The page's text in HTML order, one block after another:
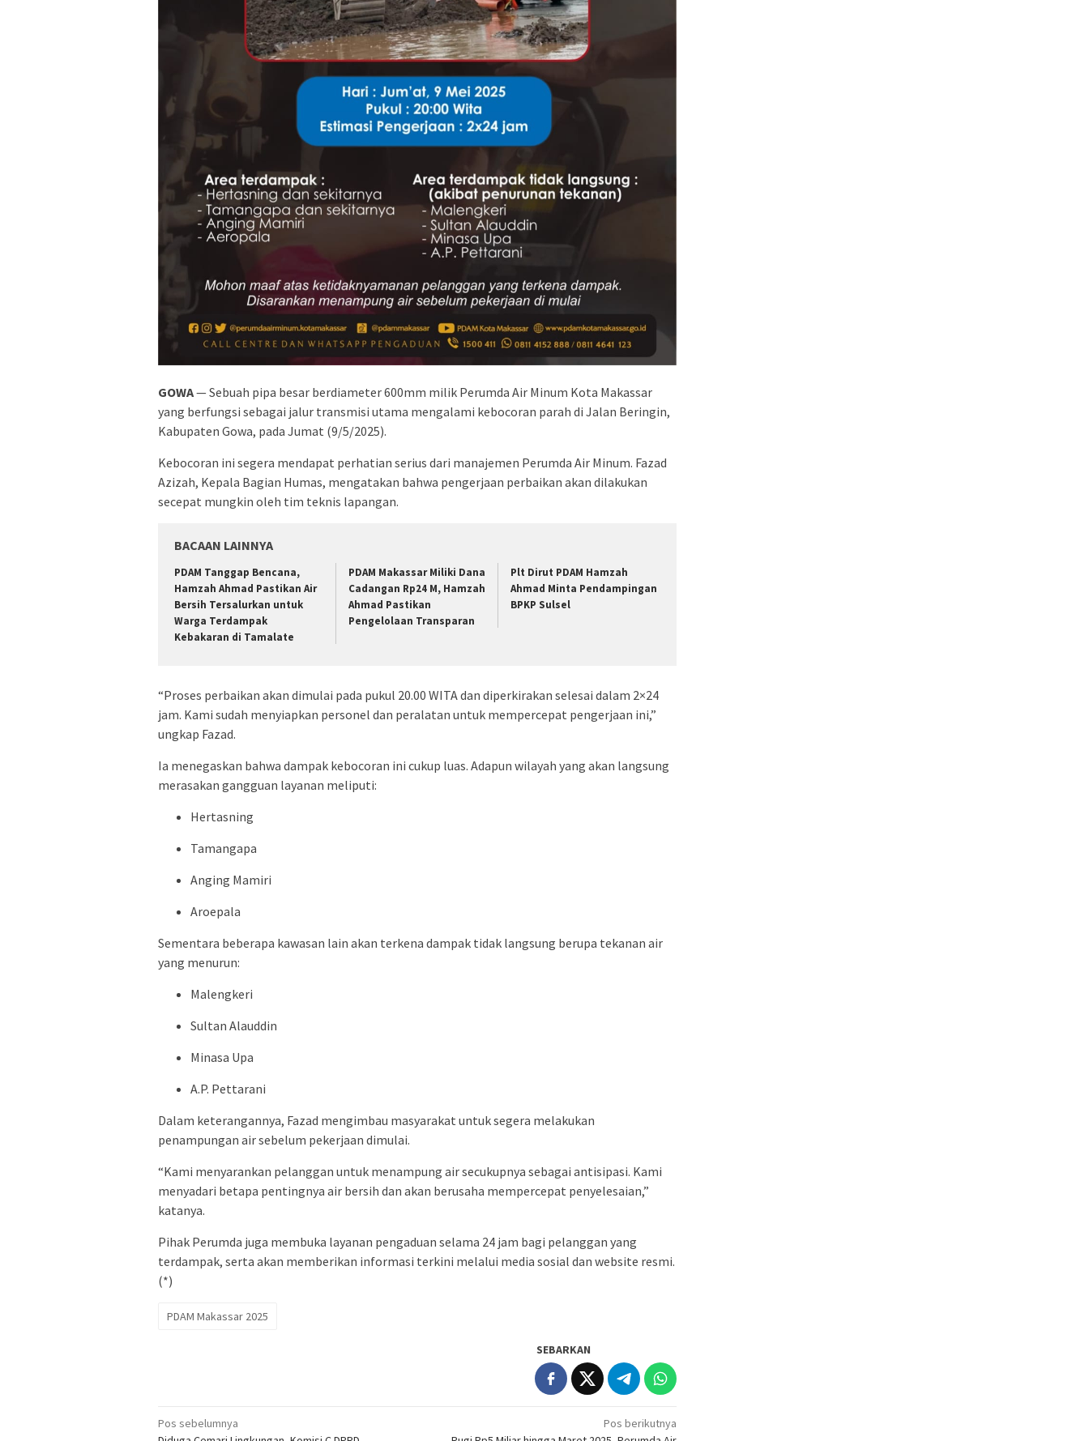
GOWA— Sebuah pipa besar berdiameter 600mm milik Perumda Air Minum Kota Makassar
yang berfungsi sebagai jalur transmisi utama mengalami kebocoran parah di Jalan Beringin,
Kabupaten Gowa, pada Jumat (9/5/2025).
Kebocoran ini segera mendapat perhatian serius dari manajemen Perumda Air Minum. Fazad
Azizah, Kepala Bagian Humas, mengatakan bahwa pengerjaan perbaikan akan dilakukan
secepat mungkin oleh tim teknis lapangan.
BACAAN LAINNYA
PDAM Tanggap Bencana,
Hamzah Ahmad Pastikan Air
Bersih Tersalurkan untuk
Warga Terdampak
Kebakaran di Tamalate
PDAM Makassar Miliki Dana
Cadangan Rp24 M, Hamzah
Ahmad Pastikan
Pengelolaan Transparan
Plt Dirut PDAM Hamzah
Ahmad Minta Pendampingan
BPKP Sulsel
“Proses perbaikan akan dimulai pada pukul 20.00 WITA dan diperkirakan selesai dalam 2×24
jam. Kami sudah menyiapkan personel dan peralatan untuk mempercepat pengerjaan ini,”
ungkap Fazad.
Ia menegaskan bahwa dampak kebocoran ini cukup luas. Adapun wilayah yang akan langsung
merasakan gangguan layanan meliputi:
Hertasning
Tamangapa
Anging Mamiri
Aroepala
Sementara beberapa kawasan lain akan terkena dampak tidak langsung berupa tekanan air
yang menurun:
Malengkeri
Sultan Alauddin
Minasa Upa
A.P. Pettarani
Dalam keterangannya, Fazad mengimbau masyarakat untuk segera melakukan
penampungan air sebelum pekerjaan dimulai.
“Kami menyarankan pelanggan untuk menampung air secukupnya sebagai antisipasi. Kami
menyadari betapa pentingnya air bersih dan akan berusaha mempercepat penyelesaian,”
katanya.
Pihak Perumda juga membuka layanan pengaduan selama 24 jam bagi pelanggan yang
terdampak, serta akan memberikan informasi terkini melalui media sosial dan website resmi.
(*)
PDAM Makassar 2025
SEBARKAN
Navigasi
Pos sebelumnya
Pos berikutnya